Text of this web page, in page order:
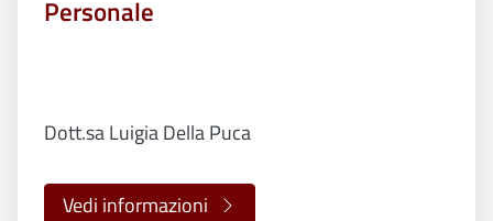
Personale
Dott.sa Luigia Della Puca
Vedi informazioni